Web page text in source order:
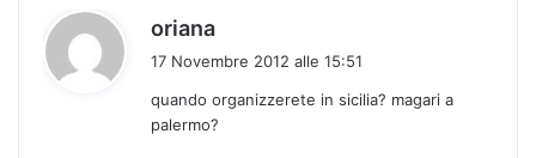
oriana
e
17 Novembre 2012 alle 15:51
quando organizzerete in sicilia? magari a
palermo?